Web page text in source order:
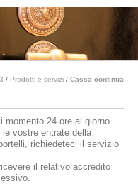
/ Prodotti e servizi / Cassa continua
24 ore al giorno.
vostre entrate della
richiedeteci il servizio
il relativo accredito